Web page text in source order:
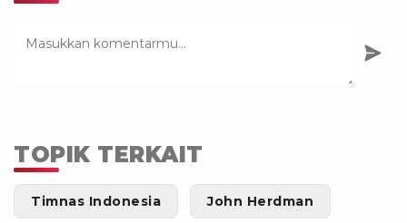
TOPIK TERKAIT
Timnas Indonesia John Herdman